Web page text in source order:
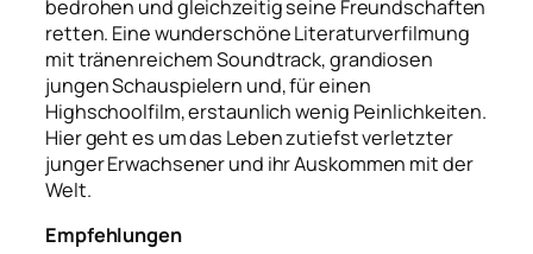
bedrohen und gleichzeitig seine Freundschaften
retten. Eine wunderschöne Literaturverfilmung
mit tränenreichem Soundtrack, grandiosen
jungen Schauspielern und, für einen
Highschoolfilm, erstaunlich wenig Peinlichkeiten.
Hier geht es um das Leben zutiefst verletzter
junger Erwachsener und ihr Auskommen mit der
Welt.
Empfehlungen